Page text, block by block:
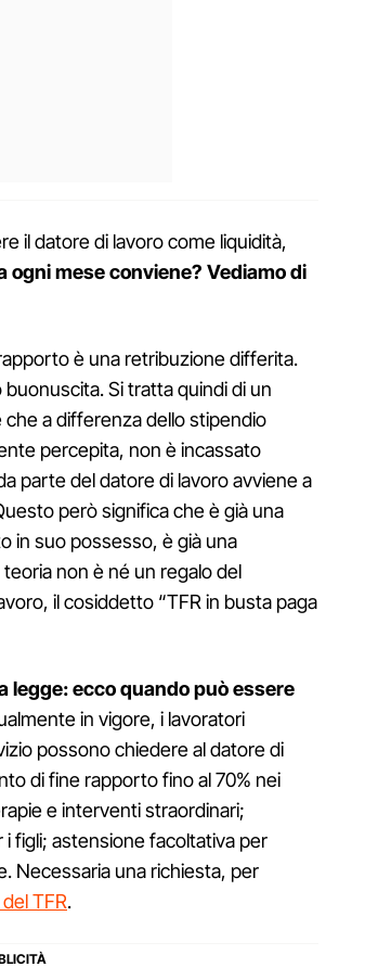
il datore di lavoro come liquidità,
ogni mese conviene? Vediamo di
è una retribuzione differita.
Si tratta quindi di un
a differenza dello stipendio
percepita, non è incassato
parte del datore di lavoro avviene a
però significa che è già una
in suo possesso, è già una
non è né un regalo del
il cosiddetto “TFR in busta paga
legge: ecco quando può essere
in vigore, i lavoratori
possono chiedere al datore di
di fine rapporto fino al 70% nei
e interventi straordinari;
figli; astensione facoltativa per
Necessaria una richiesta, per
TFR.